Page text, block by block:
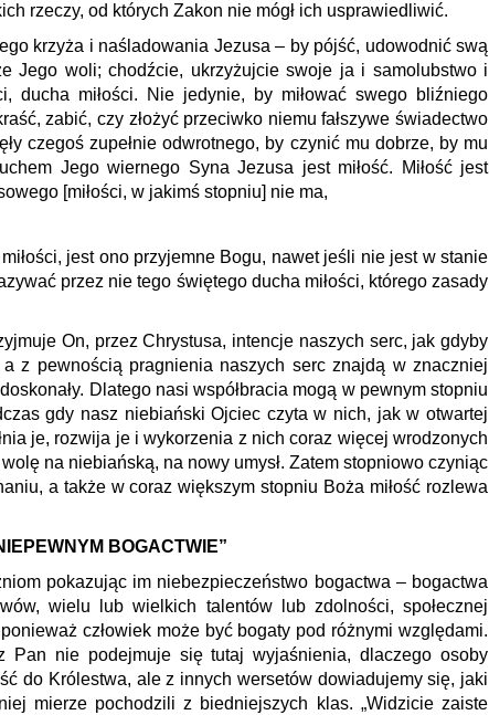
rzeczy, od których Zakon nie mógł ich usprawiedliwić.
krzyża i naśladowania Jezusa – by pójść, udowodnić swą
Jego woli; chodźcie, ukrzyżujcie swoje ja i samolubstwo i
ducha miłości. Nie jedynie, by miłować swego bliźniego
zabić, czy złożyć przeciwko niemu fałszywe świadectwo
czegoś zupełnie odwrotnego, by czynić mu dobrze, by mu
Jego wiernego Syna Jezusa jest miłość. Miłość jest
[miłości, w jakimś stopniu] nie ma,
jest ono przyjemne Bogu, nawet jeśli nie jest w stanie
przez nie tego świętego ducha miłości, którego zasady
On, przez Chrystusa, intencje naszych serc, jak gdyby
z pewnością pragnienia naszych serc znajdą w znaczniej
Dlatego nasi współbracia mogą w pewnym stopniu
gdy nasz niebiański Ojciec czyta w nich, jak w otwartej
je, rozwija je i wykorzenia z nich coraz więcej wrodzonych
na niebiańską, na nowy umysł. Zatem stopniowo czyniąc
a także w coraz większym stopniu Boża miłość rozlewa
BOGACTWIE”
pokazując im niebezpieczeństwo bogactwa – bogactwa
wielu lub wielkich talentów lub zdolności, społecznej
człowiek może być bogaty pod różnymi względami.
Pan nie podejmuje się tutaj wyjaśnienia, dlaczego osoby
do Królestwa, ale z innych wersetów dowiadujemy się, jaki
mierze pochodzili z biedniejszych klas. „Widzicie zaiste